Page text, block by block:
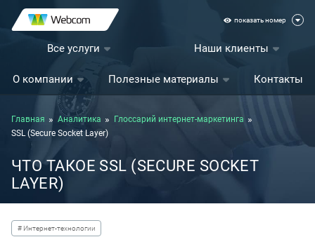
показать номер
Все услуги Наши клиенты
О компании Полезные материалы Контакты
Главная Аналитика
Глоссарий интернет-маркетинга
SSL (Secure Socket Layer)
ЧТО ТАКОЕ SSL (SECURE SOCKET
LAYER)
# Интернет-технологии